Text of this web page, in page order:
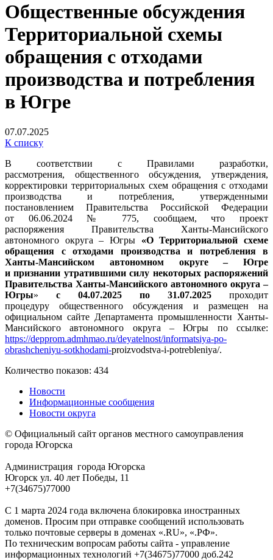
Общественные обсуждения
Территориальной схемы
обращения с отходами
производства и потребления
в Югре
07.07.2025
К списку
В соответствии с Правилами разработки,
рассмотрения, общественного обсуждения, утверждения,
корректировки территориальных схем обращения с отходами
производства и потребления, утвержденными
постановлением Правительства Российской Федерации
от 06.06.2024 № 775, сообщаем, что проект
распоряжения Правительства Ханты-Мансийского
автономного округа – Югры «О Территориальной схеме
обращения с отходами производства и потребления в
Ханты-Мансийском автономном округе – Югре
и признании утратившими силу некоторых распоряжений
Правительства Ханты-Мансийского автономного округа –
Югры» с 04.07.2025 по 31.07.2025 проходит
процедуру общественного обсуждения и размещен на
официальном сайте Департамента промышленности Ханты-
Мансийского автономного округа – Югры по ссылке:
https://depprom.admhmao.ru/deyatelnost/informatsiya-po-
obrashcheniyu-sotkhodami-proizvodstva-i-potrebleniya/.
Количество показов: 434
Новости
Информационные сообщения
Новости округа
© Официальный сайт органов местного самоуправления
города Югорска
Администрация города Югорска
Югорск ул. 40 лет Победы, 11
+7(34675)77000
С 1 марта 2024 года включена блокировка иностранных
доменов. Просим при отправке сообщений использовать
только почтовые серверы в доменах «.RU», «.РФ».
По техническим вопросам работы сайта - управление
информационных технологий +7(34675)77000 доб.242